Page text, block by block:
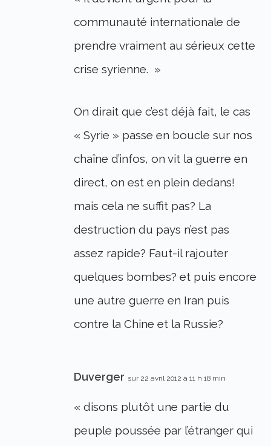
communauté internationale de
prendre vraiment au sérieux cette
crise syrienne. »
On dirait que c’est déjà fait, le cas
« Syrie » passe en boucle sur nos
chaîne d’infos, on vit la guerre en
direct, on est en plein dedans!
mais cela ne suffit pas? La
destruction du pays n’est pas
assez rapide? Faut-il rajouter
quelques bombes? et puis encore
une autre guerre en Iran puis
contre la Chine et la Russie?
Duverger sur 22 avril 2012 à 11 h 18 min
« disons plutôt une partie du
peuple poussée par l’étranger qui